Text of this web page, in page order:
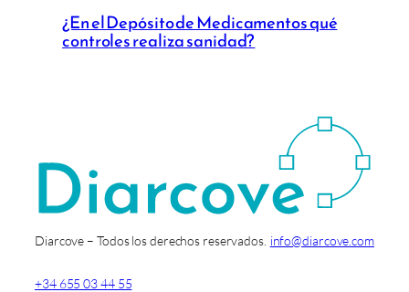
¿En el Depósito de Medicamentos qué
controles realiza sanidad?
Diarcove – Todos los derechos reservados. info@diarcove.com
+34 655 03 44 55